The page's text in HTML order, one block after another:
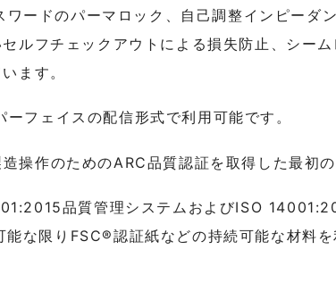
ードのパーマロック、自己調整インピーダ
ルフチェックアウトによる損失防止、シー
ます。
フェイスの配信形式で利用可能です。
操作のためのARC品質認証を取得した最初
品質管理システムおよびISO
な限りFSC®認証紙などの持続可能な材料